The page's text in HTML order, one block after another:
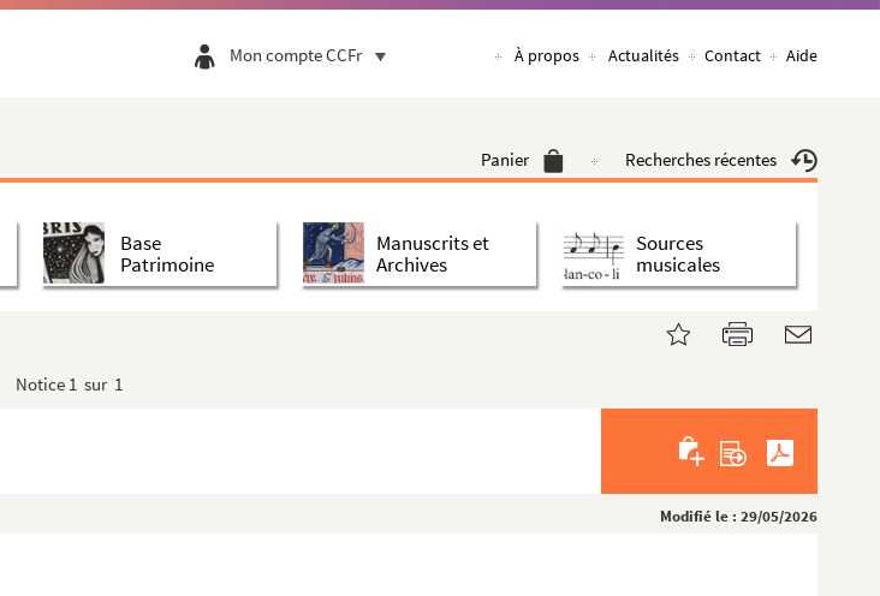
Mon compte CCFr À propos Actualités Contact Aide
Panier Recherches récentes
Base
Patrimoine
Manuscrits et
Archives
Sources
musicales
Notice 1 sur 1
Modifié le : 29/05/2026